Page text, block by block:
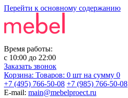
Перейти к основному содержанию
Время работы:
с 10:00 до 22:00
Заказать звонок
Корзина: Товаров: 0 шт на сумму 0
+7 (495) 766-50-08 +7 (985) 766-50-08
E-mail: main@mebelproect.ru